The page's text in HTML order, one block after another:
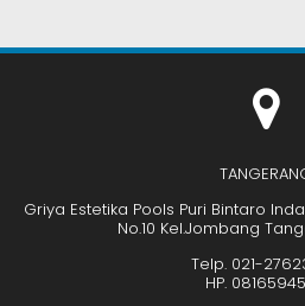
Griya Estetika Pools Puri Bintaro
No.10 Kel.Jombang
Telp. 021-
HP.